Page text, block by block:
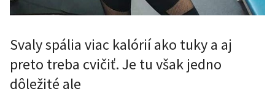
Svaly spália viac kalórií ako tuky a aj
preto treba cvičiť. Je tu však jedno
dôležité ale